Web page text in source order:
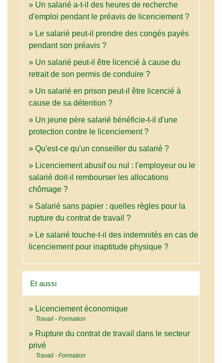
Un salarié a-t-il des heures de recherche
d'emploi pendant le préavis de licenciement ?
Le salarié peut-il prendre des congés payés
pendant son préavis ?
Un salarié peut-il être licencié à cause du
retrait de son permis de conduire ?
Un salarié en prison peut-il être licencié à
cause de sa détention ?
Un jeune père salarié bénéficie-t-il d'une
protection contre le licenciement ?
Qu'est-ce qu'un conseiller du salarié ?
Licenciement abusif ou nul : l'employeur ou le
salarié doit-il rembourser les allocations
chômage ?
Salarié sans papier : quelles règles pour la
rupture du contrat de travail ?
Le salarié touche-t-il des indemnités en cas de
licenciement pour inaptitude physique ?
Et aussi
Licenciement économique
Travail - Formation
Rupture du contrat de travail dans le secteur
privé
Travail - Formation